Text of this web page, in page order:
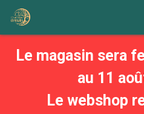
Se rendre au contenu
Le magasin sera
au 11
Le webshop